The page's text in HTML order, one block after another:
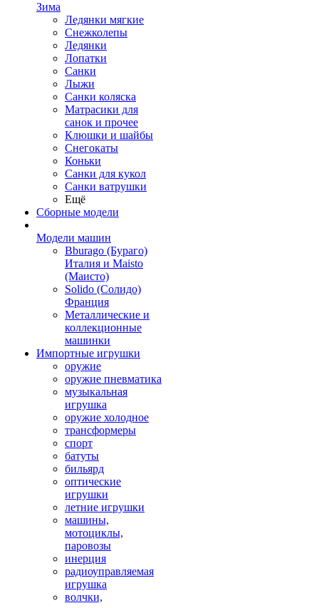
Зима
Ледянки мягкие
Снежколепы
Ледянки
Лопатки
Санки
Лыжи
Санки коляска
Матрасики для
санок и прочее
Клюшки и шайбы
Снегокаты
Коньки
Санки для кукол
Санки ватрушки
Ещё
Сборные модели
Модели машин
Bburago (Бураго)
Италия и Maisto
(Маисто)
Solido (Солидо)
Франция
Металлические и
коллекционные
машинки
Импортные игрушки
оружие
оружие пневматика
музыкальная
игрушка
оружие холодное
трансформеры
спорт
батуты
бильярд
оптические
игрушки
летние игрушки
машины,
мотоциклы,
паровозы
инерция
радиоуправляемая
игрушка
волчки,